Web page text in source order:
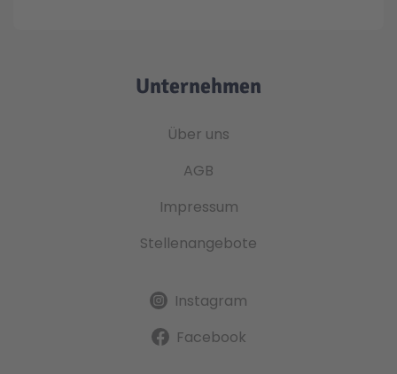
Unternehmen
Über uns
AGB
Impressum
Stellenangebote
Instagram
Facebook